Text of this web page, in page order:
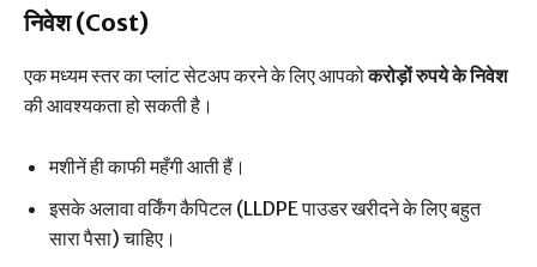
निवेश (Cost)
एक मध्यम स्तर का प्लांट सेटअप करने के लिए आपकोकरोड़ों रुपये के निवेश
की आवश्यकता हो सकती है।
मशीनें ही काफी महँगी आती हैं।
इसके अलावा वर्किंग कैपिटल (LLDPE पाउडर खरीदने के लिए बहुत
सारा पैसा) चाहिए।